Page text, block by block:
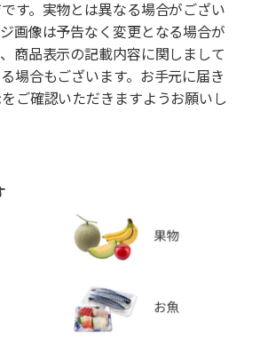
す。実物とは異なる場合がござい
画像は予告なく変更となる場合が
商品表示の記載内容に関しまして
場合もございます。お手元に届き
ご確認いただきますようお願いし